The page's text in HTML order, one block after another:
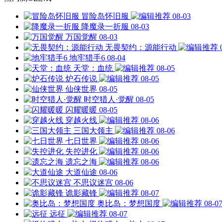
冒险岛怀旧服
08-03
降魔录一折服 08-03
万国觉醒 08-03
无畏契约：源能行动
地牢猎手6 08-04
天堂：血统
08-05
炉石传说
08-05
仙侠世界 08-05
时空猎人·觉醒 08-05
闪耀暖暖 08-05
穿越火线
08-06
三国大领主
08-06
七日世界
08-06
失控进化
08-06
遗忘之海
08-06
大道仙途 08-06
不思议迷宫 08-06
诡影藏锋
08-07
奥比岛：梦想国度
08-07
远征
08-07